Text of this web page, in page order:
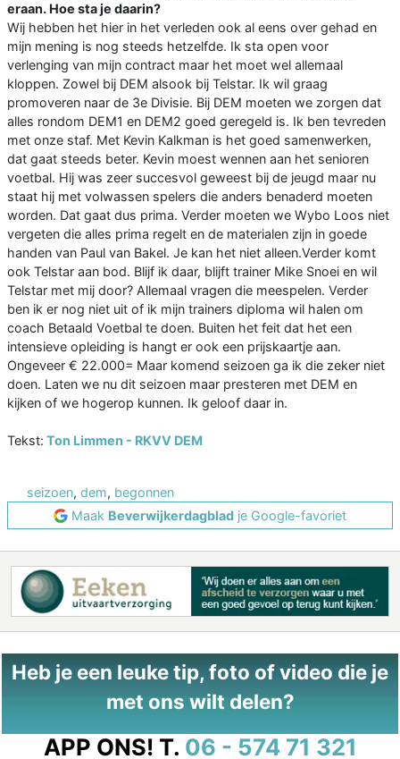
eraan. Hoe sta je daarin?
Wij hebben het hier in het verleden ook al eens over gehad en
mijn mening is nog steeds hetzelfde. Ik sta open voor
verlenging van mijn contract maar het moet wel allemaal
kloppen. Zowel bij DEM alsook bij Telstar. Ik wil graag
promoveren naar de 3e Divisie. Bij DEM moeten we zorgen dat
alles rondom DEM1 en DEM2 goed geregeld is. Ik ben tevreden
met onze staf. Met Kevin Kalkman is het goed samenwerken,
dat gaat steeds beter. Kevin moest wennen aan het senioren
voetbal. Hij was zeer succesvol geweest bij de jeugd maar nu
staat hij met volwassen spelers die anders benaderd moeten
worden. Dat gaat dus prima. Verder moeten we Wybo Loos niet
vergeten die alles prima regelt en de materialen zijn in goede
handen van Paul van Bakel. Je kan het niet alleen.Verder komt
ook Telstar aan bod. Blijf ik daar, blijft trainer Mike Snoei en wil
Telstar met mij door? Allemaal vragen die meespelen. Verder
ben ik er nog niet uit of ik mijn trainers diploma wil halen om
coach Betaald Voetbal te doen. Buiten het feit dat het een
intensieve opleiding is hangt er ook een prijskaartje aan.
Ongeveer € 22.000= Maar komend seizoen ga ik die zeker niet
doen. Laten we nu dit seizoen maar presteren met DEM en
kijken of we hogerop kunnen. Ik geloof daar in.
Tekst: Ton Limmen - RKVV DEM
seizoen, dem, begonnen
Maak Beverwijkerdagblad je Google-favoriet
Heb je een leuke tip, foto of video die je
met ons wilt delen?
APP ONS! T. 06 - 574 71 321